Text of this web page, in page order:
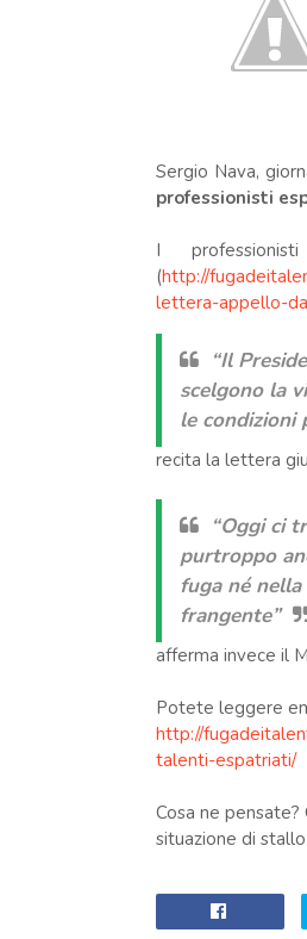
Sergio Nava,
professionisti
I
(http://
lettera-appello-
“Il
scelgono la
le condizioni
recita la lettera
“Oggi ci
purtroppo
fuga né
frangente”
afferma invece il
Potete leggere
http://
talenti-espatriati/
Cosa ne
situazione di